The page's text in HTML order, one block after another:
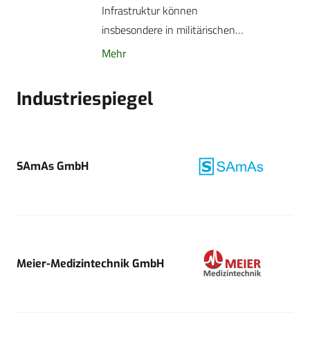
Infrastruktur können
insbesondere in militärischen…
Mehr
Industriespiegel
SAmAs GmbH
Meier-Medizintechnik GmbH